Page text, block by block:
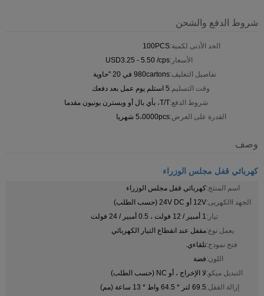
شروط الدفع والشحن
الحد الأدنى لكمية:100PCS
الأسعار:USD3.25 - 5.50 /cps
تفاصيل التغليف:980cartons في 20 "حاوية
وقت التسليم:5 استلم يوم عمل بعد دفعك
شروط الدفع:T/T، بأي بال أو ويسترن يونيون مقدما
القدرة على العرض:5،0000pcs شهريا
وصف
كهربائي قفل مجلس الوزراء
اسم المنتج:كهربائي قفل مجلس الوزراء
الجهد االكهربى:12V أو 24V DC (حسب الطلب)
تيار:1 أمبير / 12 فولت ، 0.5 أمبير / 24 فولت
يعمل نوع:مقفل عند انقطاع التيار الكهربائي
فتح نموذج:تلقاءي.
اللون:فضة
التبديل ميكو:لا الإخراج ، أو NC (حسب الطلب)
إزالة القفل:69.5 لتر * 64.5 واط * 13 ساعة (مم)